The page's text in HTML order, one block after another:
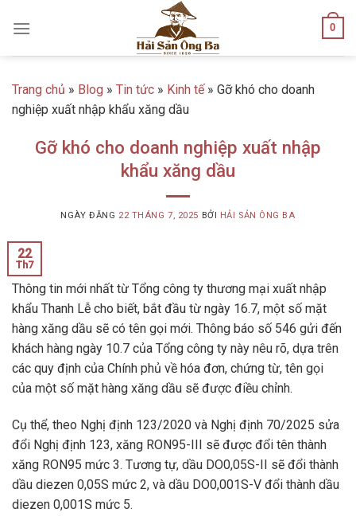
0
Trang chủ » Blog » Tin tức » Kinh tế» Gỡ khó cho doanh
nghiệp xuất nhập khẩu xăng dầu
Gỡ khó cho doanh nghiệp xuất nhập
khẩu xăng dầu
NGÀY ĐĂNG 22 THÁNG 7, 2025 BỞI HẢI SẢN ÔNG BA
22
Th7
Thông tin mới nhất từ Tổng công ty thương mại xuất nhập
khẩu Thanh Lễ cho biết, bắt đầu từ ngày 16.7, một số mặt
hàng xăng dầu sẽ có tên gọi mới. Thông báo số 546 gửi đến
khách hàng ngày 10.7 của Tổng công ty này nêu rõ, dựa trên
các quy định của Chính phủ về hóa đơn, chứng từ, tên gọi
của một số mặt hàng xăng dầu sẽ được điều chỉnh.
Cụ thể, theo Nghị định 123/2020 và Nghị định 70/2025 sửa
đổi Nghị định 123, xăng RON95-III sẽ được đổi tên thành
xăng RON95 mức 3. Tương tự, dầu DO0,05S-II sẽ đổi thành
dầu diezen 0,05S mức 2, và dầu DO0,001S-V đổi thành dầu
diezen 0,001S mức 5.